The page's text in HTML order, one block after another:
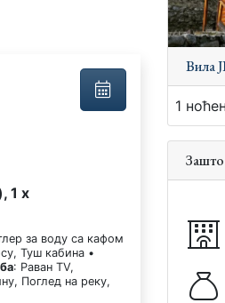
1 x
за воду са кафом
Туш кабина •
: Раван TV,
Поглед на реку,
Вила
1
Зашто